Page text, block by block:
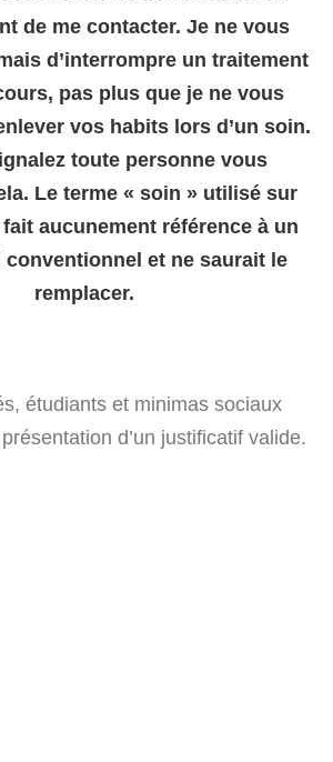
de me contacter. Je ne vous
d’interrompre un traitement
pas plus que je ne vous
vos habits lors d’un soin.
toute personne vous
Le terme « soin » utilisé sur
aucunement référence à un
conventionnel et ne saurait le
remplacer.
étudiants et minimas sociaux
d’un justificatif valide.